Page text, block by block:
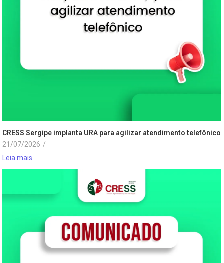
CRESS Sergipe implanta URA para agilizar atendimento telefônico
21/07/2026 /
Leia mais